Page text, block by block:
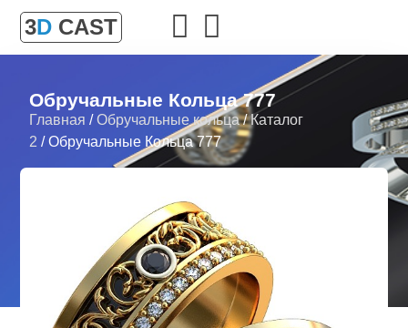
3D CAST
Обручальные Кольца 777
Главная /Обручальные кольца/Каталог
2 / Обручальные Кольца 777